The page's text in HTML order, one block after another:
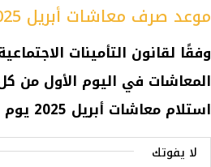
موعد صرف معاشات أبريل 2025
المعاشات في اليوم الأول من
استلام معاشات أبريل 2025 يوم الثلاثاء 1 أبريل 2025.
لا يفوتك